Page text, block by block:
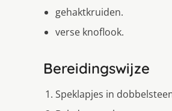
gehaktkruiden.
verse knoflook.
Bereidingswijze
Speklapjes in